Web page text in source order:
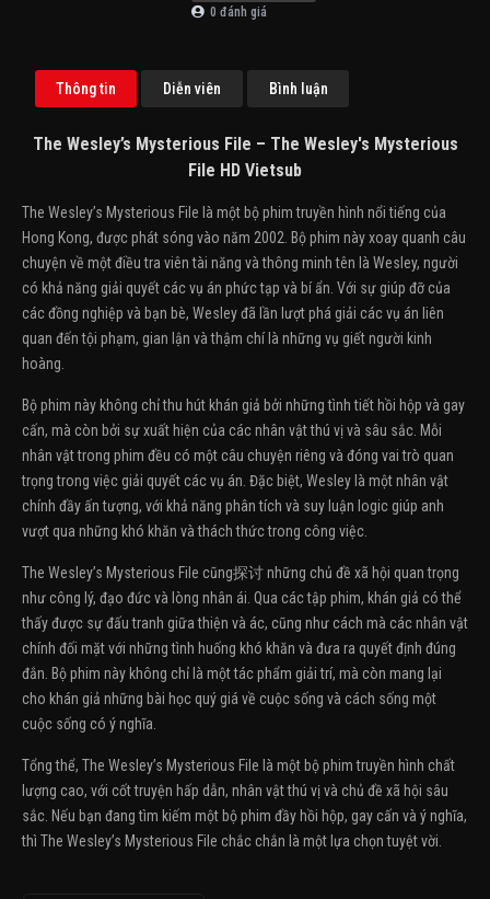
0 đánh giá
Thông tin Diễn viên Bình luận
The Wesley’s Mysterious File – The Wesley's Mysterious
File HD Vietsub
The Wesley’s Mysterious File là một bộ phim truyền hình nổi tiếng của
Hong Kong, được phát sóng vào năm 2002. Bộ phim này xoay quanh câu
chuyện về một điều tra viên tài năng và thông minh tên là Wesley, người
có khả năng giải quyết các vụ án phức tạp và bí ẩn. Với sự giúp đỡ của
các đồng nghiệp và bạn bè, Wesley đã lần lượt phá giải các vụ án liên
quan đến tội phạm, gian lận và thậm chí là những vụ giết người kinh
hoàng.
Bộ phim này không chỉ thu hút khán giả bởi những tình tiết hồi hộp và gay
cấn, mà còn bởi sự xuất hiện của các nhân vật thú vị và sâu sắc. Mỗi
nhân vật trong phim đều có một câu chuyện riêng và đóng vai trò quan
trọng trong việc giải quyết các vụ án. Đặc biệt, Wesley là một nhân vật
chính đầy ấn tượng, với khả năng phân tích và suy luận logic giúp anh
vượt qua những khó khăn và thách thức trong công việc.
The Wesley’s Mysterious File cũng探讨 những chủ đề xã hội quan trọng
như công lý, đạo đức và lòng nhân ái. Qua các tập phim, khán giả có thể
thấy được sự đấu tranh giữa thiện và ác, cũng như cách mà các nhân vật
chính đối mặt với những tình huống khó khăn và đưa ra quyết định đúng
đắn. Bộ phim này không chỉ là một tác phẩm giải trí, mà còn mang lại
cho khán giả những bài học quý giá về cuộc sống và cách sống một
cuộc sống có ý nghĩa.
Tổng thể, The Wesley’s Mysterious File là một bộ phim truyền hình chất
lượng cao, với cốt truyện hấp dẫn, nhân vật thú vị và chủ đề xã hội sâu
sắc. Nếu bạn đang tìm kiếm một bộ phim đầy hồi hộp, gay cấn và ý nghĩa,
thì The Wesley’s Mysterious File chắc chắn là một lựa chọn tuyệt vời.